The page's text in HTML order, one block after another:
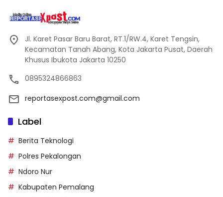
Jl. Karet Pasar Baru Barat, RT.1/RW.4, Karet Tengsin,
Kecamatan Tanah Abang, Kota Jakarta Pusat, Daerah
Khusus Ibukota Jakarta 10250
0895324866863
reportasexpost.com@gmail.com
Label
Berita Teknologi
Polres Pekalongan
Ndoro Nur
Kabupaten Pemalang